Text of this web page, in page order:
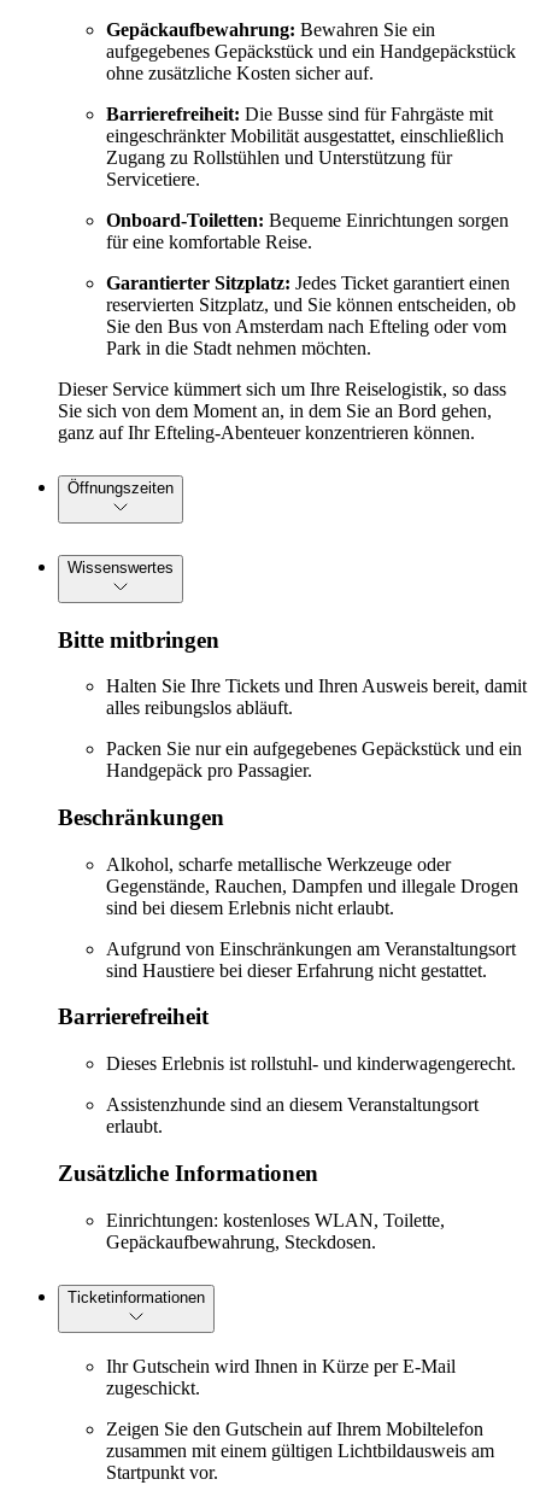
Gepäckaufbewahrung: Bewahren Sie ein
aufgegebenes Gepäckstück und ein Handgepäckstück
ohne zusätzliche Kosten sicher auf.
Barrierefreiheit: Die Busse sind für Fahrgäste mit
eingeschränkter Mobilität ausgestattet, einschließlich
Zugang zu Rollstühlen und Unterstützung für
Servicetiere.
Onboard-Toiletten: Bequeme Einrichtungen sorgen
für eine komfortable Reise.
Garantierter Sitzplatz: Jedes Ticket garantiert einen
reservierten Sitzplatz, und Sie können entscheiden, ob
Sie den Bus von Amsterdam nach Efteling oder vom
Park in die Stadt nehmen möchten.
Dieser Service kümmert sich um Ihre Reiselogistik, so dass
Sie sich von dem Moment an, in dem Sie an Bord gehen,
ganz auf Ihr Efteling-Abenteuer konzentrieren können.
Öffnungszeiten
Wissenswertes
Bitte mitbringen
Halten Sie Ihre Tickets und Ihren Ausweis bereit, damit
alles reibungslos abläuft.
Packen Sie nur ein aufgegebenes Gepäckstück und ein
Handgepäck pro Passagier.
Beschränkungen
Alkohol, scharfe metallische Werkzeuge oder
Gegenstände, Rauchen, Dampfen und illegale Drogen
sind bei diesem Erlebnis nicht erlaubt.
Aufgrund von Einschränkungen am Veranstaltungsort
sind Haustiere bei dieser Erfahrung nicht gestattet.
Barrierefreiheit
Dieses Erlebnis ist rollstuhl- und kinderwagengerecht.
Assistenzhunde sind an diesem Veranstaltungsort
erlaubt.
Zusätzliche Informationen
Einrichtungen: kostenloses WLAN, Toilette,
Gepäckaufbewahrung, Steckdosen.
Ticketinformationen
Ihr Gutschein wird Ihnen in Kürze per E-Mail
zugeschickt.
Zeigen Sie den Gutschein auf Ihrem Mobiltelefon
zusammen mit einem gültigen Lichtbildausweis am
Startpunkt vor.